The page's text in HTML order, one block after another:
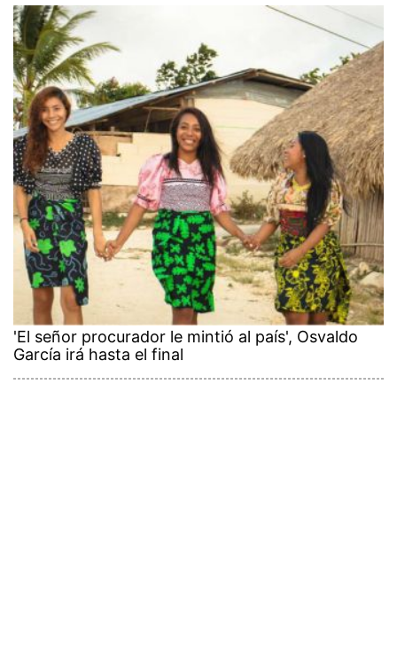
'El señor procurador le mintió al país', Osvaldo
García irá hasta el final